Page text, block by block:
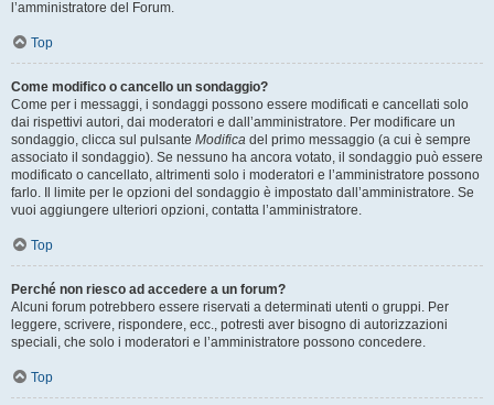
l’amministratore del Forum.
Top
Come modifico o cancello un sondaggio?
Come per i messaggi, i sondaggi possono essere modificati e cancellati solo
dai rispettivi autori, dai moderatori e dall’amministratore. Per modificare un
sondaggio, clicca sul pulsante Modifica del primo messaggio (a cui è sempre
associato il sondaggio). Se nessuno ha ancora votato, il sondaggio può essere
modificato o cancellato, altrimenti solo i moderatori e l’amministratore possono
farlo. Il limite per le opzioni del sondaggio è impostato dall’amministratore. Se
vuoi aggiungere ulteriori opzioni, contatta l’amministratore.
Top
Perché non riesco ad accedere a un forum?
Alcuni forum potrebbero essere riservati a determinati utenti o gruppi. Per
leggere, scrivere, rispondere, ecc., potresti aver bisogno di autorizzazioni
speciali, che solo i moderatori e l’amministratore possono concedere.
Top